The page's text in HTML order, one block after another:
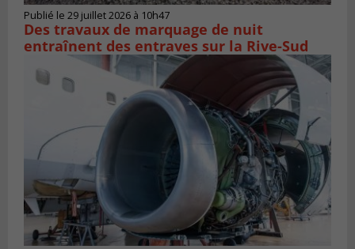
Publié le 29 juillet 2026 à 10h47
Des travaux de marquage de nuit
entraînent des entraves sur la Rive-Sud